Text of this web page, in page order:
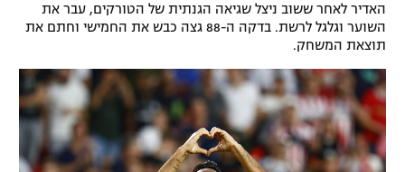
האדיר לאחר ששוב ניצל שגיאה הגנתית של הטורקים, עבר את
השוער וגלגל לרשת. בדקה ה-88 גצה כבש את החמישי וחתם את
תוצאת המשחק.